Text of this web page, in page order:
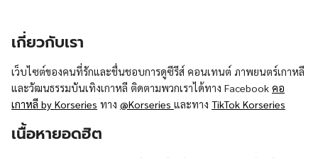
เกี่ยวกับเรา
เว็บไซต์ของคนที่รักและชื่นชอบการดูซีรีส์ คอนเทนต์ ภาพยนตร์เกาหลี
และวัฒนธรรมบันเทิงเกาหลี ติดตามพวกเราได้ทาง Facebook คอ
เกาหลี by Korseries ทาง @Korseries และทาง TikTok Korseries
เนื้อหายอดฮิต